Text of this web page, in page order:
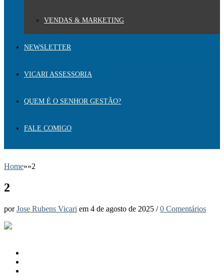
VENDAS & MARKETING
NEWSLETTER
VICARI ASSESSORIA
QUEM É O SENHOR GESTÃO?
FALE COMIGO
Home»»2
2
porJose Rubens Vicari em 4 de agosto de 2025 /0 Comentários